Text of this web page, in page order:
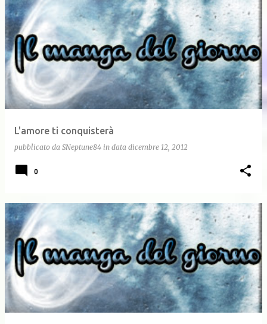
L'amore ti conquisterà
pubblicato da SNeptune84 in data dicembre 12, 2012
0